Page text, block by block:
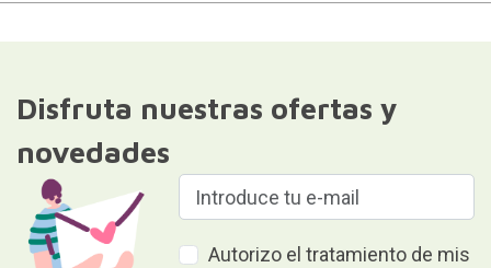
Disfruta nuestras ofertas y
novedades
Autorizo el tratamiento de mis